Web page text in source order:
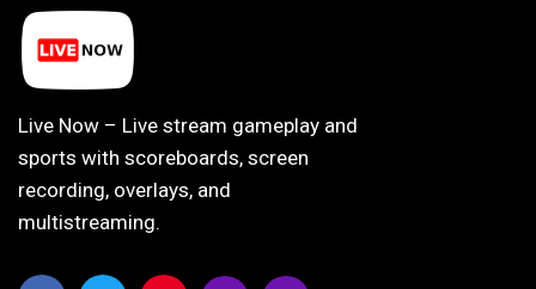
Live Now – Live stream gameplay and
sports with scoreboards, screen
recording, overlays, and
multistreaming.